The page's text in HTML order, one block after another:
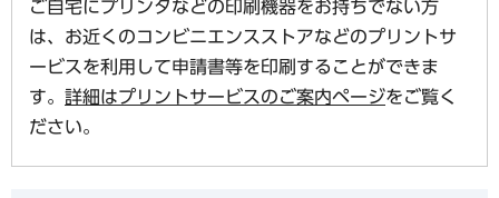
ご自宅にプリンタなどの印刷機器をお持ちでない方
は、お近くのコンビニエンスストアなどのプリントサ
ービスを利用して申請書等を印刷することができま
す。 詳細はプリントサービスのご案内ページをご覧く
ださい。